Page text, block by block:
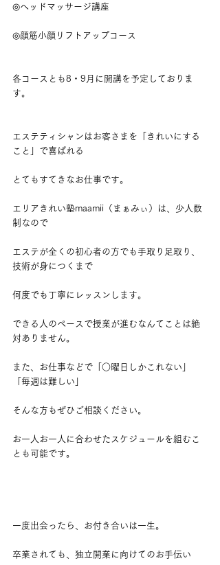
◎ヘッドマッサージ講座
◎顔筋小顔リフトアップコース
各コースとも8・9月に開講を予定しておりま
す。
エステティシャンはお客さまを「きれいにする
こと」で喜ばれる
とてもすてきなお仕事です。
エリアきれい塾maamii（まぁみぃ）は、少人数
制なので
エステが全くの初心者の方でも手取り足取り、
技術が身につくまで
何度でも丁寧にレッスンします。
できる人のペースで授業が進むなんてことは絶
対ありません。
また、お仕事などで「○曜日しかこれない」
「毎週は難しい」
そんな方もぜひご相談ください。
お一人お一人に合わせたスケジュールを組むこ
とも可能です。
一度出会ったら、お付き合いは一生。
卒業されても、独立開業に向けてのお手伝い